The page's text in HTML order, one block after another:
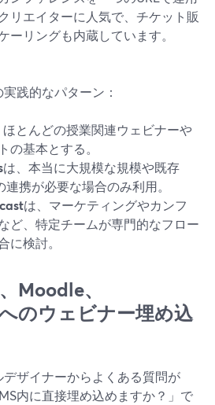
リエイターに人気で、チケット販
ーリングも内蔵しています。
践的なパターン：
ほとんどの授業関連ウェビナーや
の基本とする。
は、本当に大規模な規模や既存
携が必要な場合のみ利用。
は、マーケティングやカンフ
ど、特定チームが専門的なフロー
に検討。
Moodle、
のウェビナー埋め込
ザイナーからよくある質問が
内に直接埋め込めますか？」で